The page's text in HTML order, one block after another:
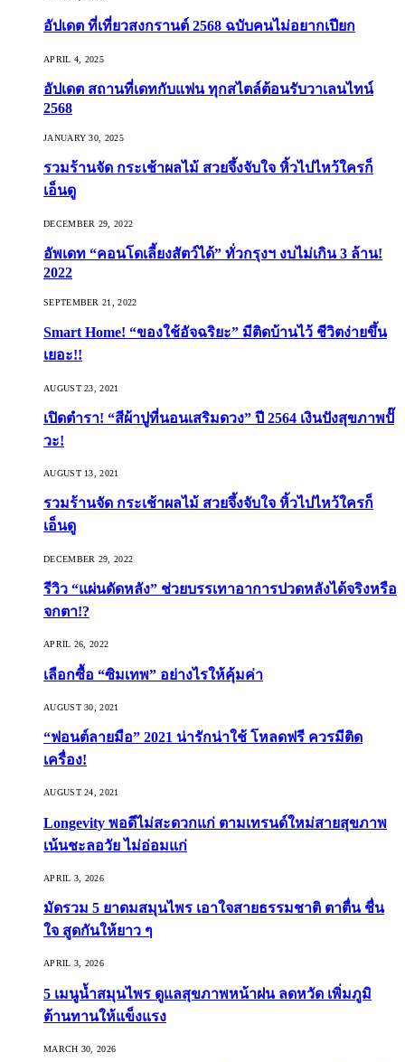
อัปเดต ที่เที่ยวสงกรานต์ 2568 ฉบับคนไม่อยากเปียก
APRIL 4, 2025
อัปเดต สถานที่เดทกับแฟน ทุกสไตล์ต้อนรับวาเลนไทน์
2568
JANUARY 30, 2025
รวมร้านจัด กระเช้าผลไม้ สวยจึ้งจับใจ หิ้วไปไหว้ใครก็
เอ็นดู
DECEMBER 29, 2022
อัพเดท “คอนโดเลี้ยงสัตว์ได้” ทั่วกรุงฯ งบไม่เกิน 3 ล้าน!
2022
SEPTEMBER 21, 2022
Smart Home! “ของใช้อัจฉริยะ” มีติดบ้านไว้ ชีวิตง่ายขึ้น
เยอะ!!
AUGUST 23, 2021
เปิดตำรา! “สีผ้าปูที่นอนเสริมดวง” ปี 2564 เงินปังสุขภาพปั๊
วะ!
AUGUST 13, 2021
รวมร้านจัด กระเช้าผลไม้ สวยจึ้งจับใจ หิ้วไปไหว้ใครก็
เอ็นดู
DECEMBER 29, 2022
รีวิว “แผ่นดัดหลัง” ช่วยบรรเทาอาการปวดหลังได้จริงหรือ
จกตา!?
APRIL 26, 2022
เลือกซื้อ “ซิมเทพ” อย่างไรให้คุ้มค่า
AUGUST 30, 2021
“ฟอนต์ลายมือ” 2021 น่ารักน่าใช้ โหลดฟรี ควรมีติด
เครื่อง!
AUGUST 24, 2021
Longevity พอดีไม่สะดวกแก่ ตามเทรนด์ใหม่สายสุขภาพ
เน้นชะลอวัย ไม่อ่อมแก่
APRIL 3, 2026
มัดรวม 5 ยาดมสมุนไพร เอาใจสายธรรมชาติ ตาตื่น ชื่น
ใจ สูดกันให้ยาว ๆ
APRIL 3, 2026
5 เมนูน้ำสมุนไพร ดูแลสุขภาพหน้าฝน ลดหวัด เพิ่มภูมิ
ต้านทานให้แข็งแรง
MARCH 30, 2026